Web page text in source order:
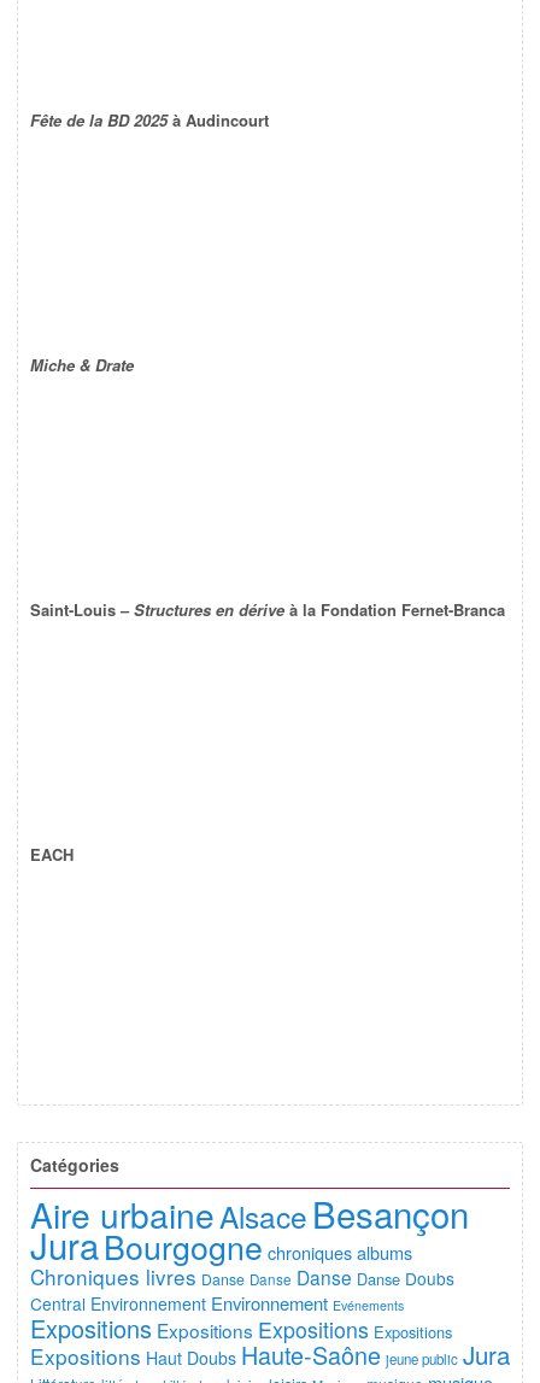
Fête de la BD 2025à Audincourt
Miche & Drate
Saint-Louis –Structures en dérive à la Fondation Fernet-Branca
EACH
Catégories
Aire urbaineAlsace Besançon
JuraBourgogne chroniques albums
Chroniques livres Danse Danse Danse Danse Doubs
Central Environnement Environnement Evénements
Expositions Expositions Expositions Expositions
Expositions Haut Doubs Haute-Saône jeune public Jura